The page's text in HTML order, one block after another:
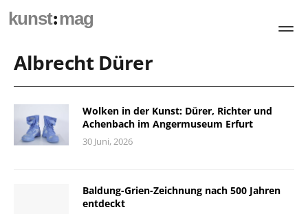
kunst:mag
Albrecht Dürer
Wolken in der Kunst: Dürer, Richter und
Achenbach im Angermuseum Erfurt
30 Juni, 2026
Baldung-Grien-Zeichnung nach 500 Jahren
entdeckt